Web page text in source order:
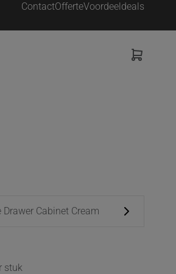
ContactOfferteVoordeeldeals
Drawer Cabinet Cream
stuk